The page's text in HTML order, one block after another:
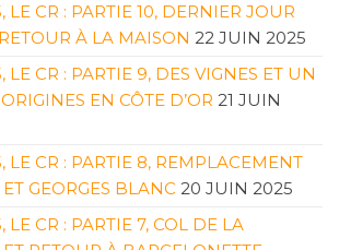
LE CR : PARTIE 10, DERNIER JOUR
À LA MAISON 22 JUIN 2025
CR : PARTIE 9, DES VIGNES ET UN
EN CÔTE D’OR 21 JUIN
LE CR : PARTIE 8, REMPLACEMENT
GEORGES BLANC 20 JUIN 2025
CR : PARTIE 7, COL DE LA